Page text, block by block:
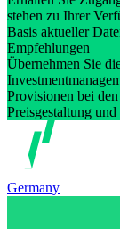
stehen zu Ihrer
Basis aktueller
Empfehlungen
Übernehmen Sie
Provisionen bei
Preisgestaltung
Germany